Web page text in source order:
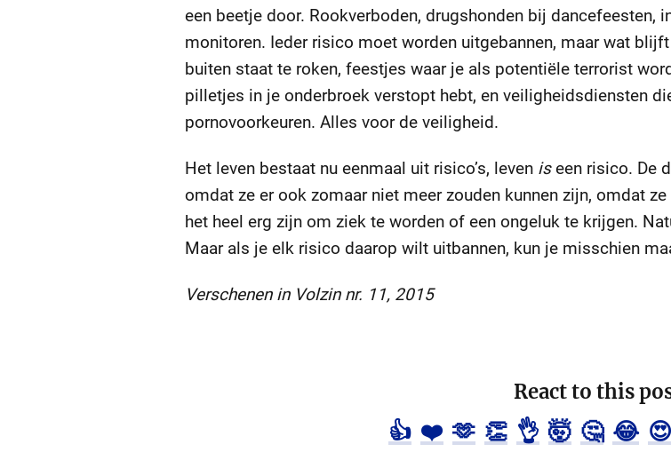
een beetje door. Rookverboden, drugshonden bij dancefeesten,
monitoren. Ieder risico moet worden uitgebannen, maar wat
buiten staat te roken, feestjes waar je als potentiële terrorist
pilletjes in je onderbroek verstopt hebt, en veiligheidsdiensten
pornovoorkeuren. Alles voor de veiligheid.
Het leven bestaat nu eenmaal uit risico’s, leven iseen risico. De
omdat ze er ook zomaar niet meer zouden kunnen zijn, omdat
het heel erg zijn om ziek te worden of een ongeluk te krijgen.
Maar als je elk risico daarop wilt uitbannen, kun je misschien
Verschenen in Volzin nr. 11, 2015
React to this
👍 ❤️ 🫶 👏 👌 🤯 🤔 😂 😍